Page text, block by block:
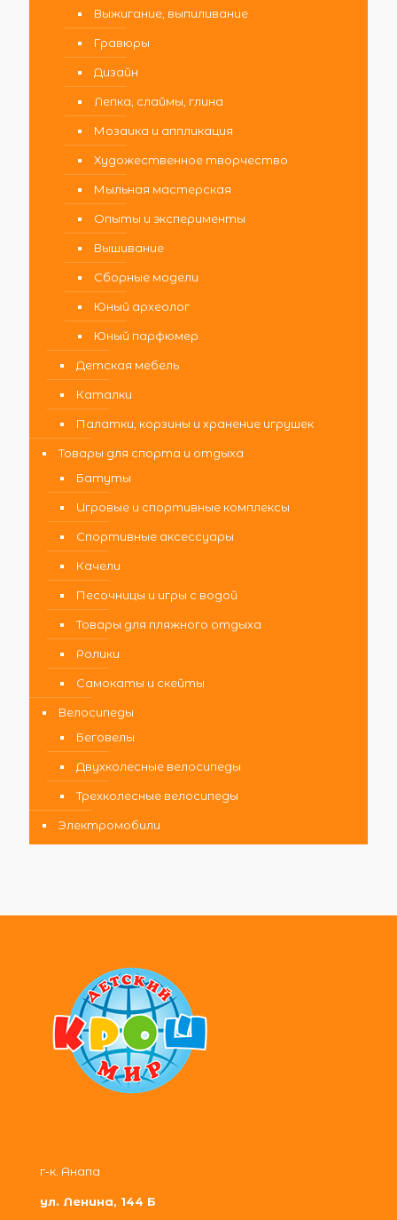
Выжигание, выпиливание
Гравюры
Дизайн
Лепка, слаймы, глина
Мозаика и аппликация
Художественное творчество
Мыльная мастерская
Опыты и эксперименты
Вышивание
Сборные модели
Юный археолог
Юный парфюмер
Детская мебель
Каталки
Палатки, корзины и хранение игрушек
Товары для спорта и отдыха
Батуты
Игровые и спортивные комплексы
Спортивные аксессуары
Качели
Песочницы и игры с водой
Товары для пляжного отдыха
Ролики
Самокаты и скейты
Велосипеды
Беговелы
Двухколесные велосипеды
Трехколесные велосипеды
Электромобили
г-к. Анапа
ул. Ленина, 144 Б